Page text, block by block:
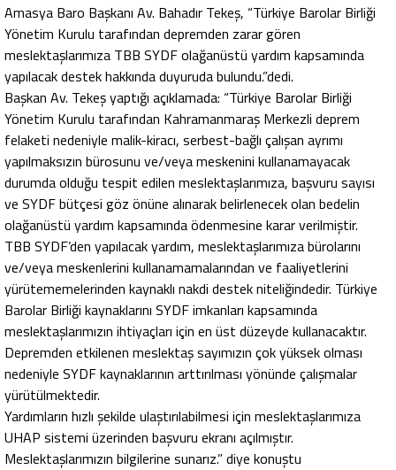
Amasya Baro Başkanı Av. Bahadır Tekeş, “Türkiye Barolar Birliği
Yönetim Kurulu tarafından depremden zarar gören
meslektaşlarımıza TBB SYDF olağanüstü yardım kapsamında
yapılacak destek hakkında duyuruda bulundu.”dedi.
Başkan Av. Tekeş yaptığı açıklamada: “Türkiye Barolar Birliği
Yönetim Kurulu tarafından Kahramanmaraş Merkezli deprem
felaketi nedeniyle malik-kiracı, serbest-bağlı çalışan ayrımı
yapılmaksızın bürosunu ve/veya meskenini kullanamayacak
durumda olduğu tespit edilen meslektaşlarımıza, başvuru sayısı
ve SYDF bütçesi göz önüne alınarak belirlenecek olan bedelin
olağanüstü yardım kapsamında ödenmesine karar verilmiştir.
TBB SYDF’den yapılacak yardım, meslektaşlarımıza bürolarını
ve/veya meskenlerini kullanamamalarından ve faaliyetlerini
yürütememelerinden kaynaklı nakdi destek niteliğindedir. Türkiye
Barolar Birliği kaynaklarını SYDF imkanları kapsamında
meslektaşlarımızın ihtiyaçları için en üst düzeyde kullanacaktır.
Depremden etkilenen meslektaş sayımızın çok yüksek olması
nedeniyle SYDF kaynaklarının arttırılması yönünde çalışmalar
yürütülmektedir.
Yardımların hızlı şekilde ulaştırılabilmesi için meslektaşlarımıza
UHAP sistemi üzerinden başvuru ekranı açılmıştır.
Meslektaşlarımızın bilgilerine sunarız.” diye konuştu